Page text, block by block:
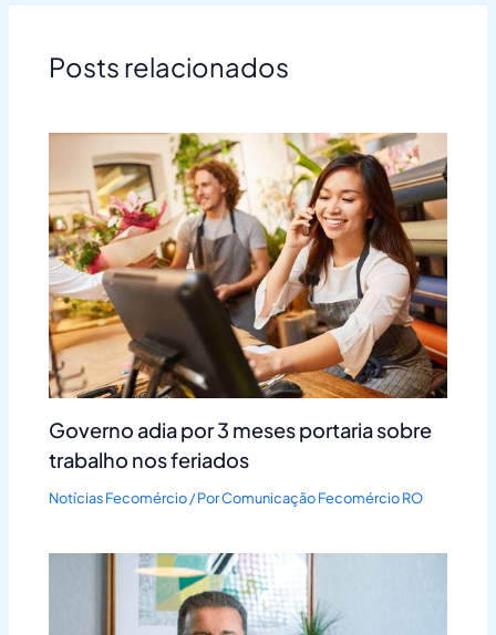
Posts relacionados
Governo adia por 3 meses portaria sobre
trabalho nos feriados
Notícias Fecomércio/ PorComunicação Fecomércio RO